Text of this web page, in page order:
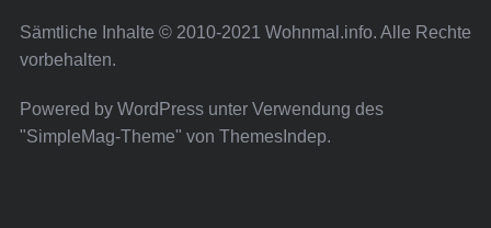
Sämtliche Inhalte © 2010-2021 Wohnmal.info. Alle Rechte
vorbehalten.
Powered by WordPressunter Verwendung des
"SimpleMag-Theme" von ThemesIndep.